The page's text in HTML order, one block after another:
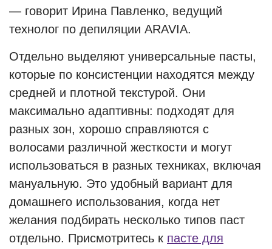
— говорит Ирина Павленко, ведущий
технолог по депиляции ARAVIA.
Отдельно выделяют универсальные пасты,
которые по консистенции находятся между
средней и плотной текстурой. Они
максимально адаптивны: подходят для
разных зон, хорошо справляются с
волосами различной жесткости и могут
использоваться в разных техниках, включая
мануальную. Это удобный вариант для
домашнего использования, когда нет
желания подбирать несколько типов паст
отдельно. Присмотритесь к пасте для